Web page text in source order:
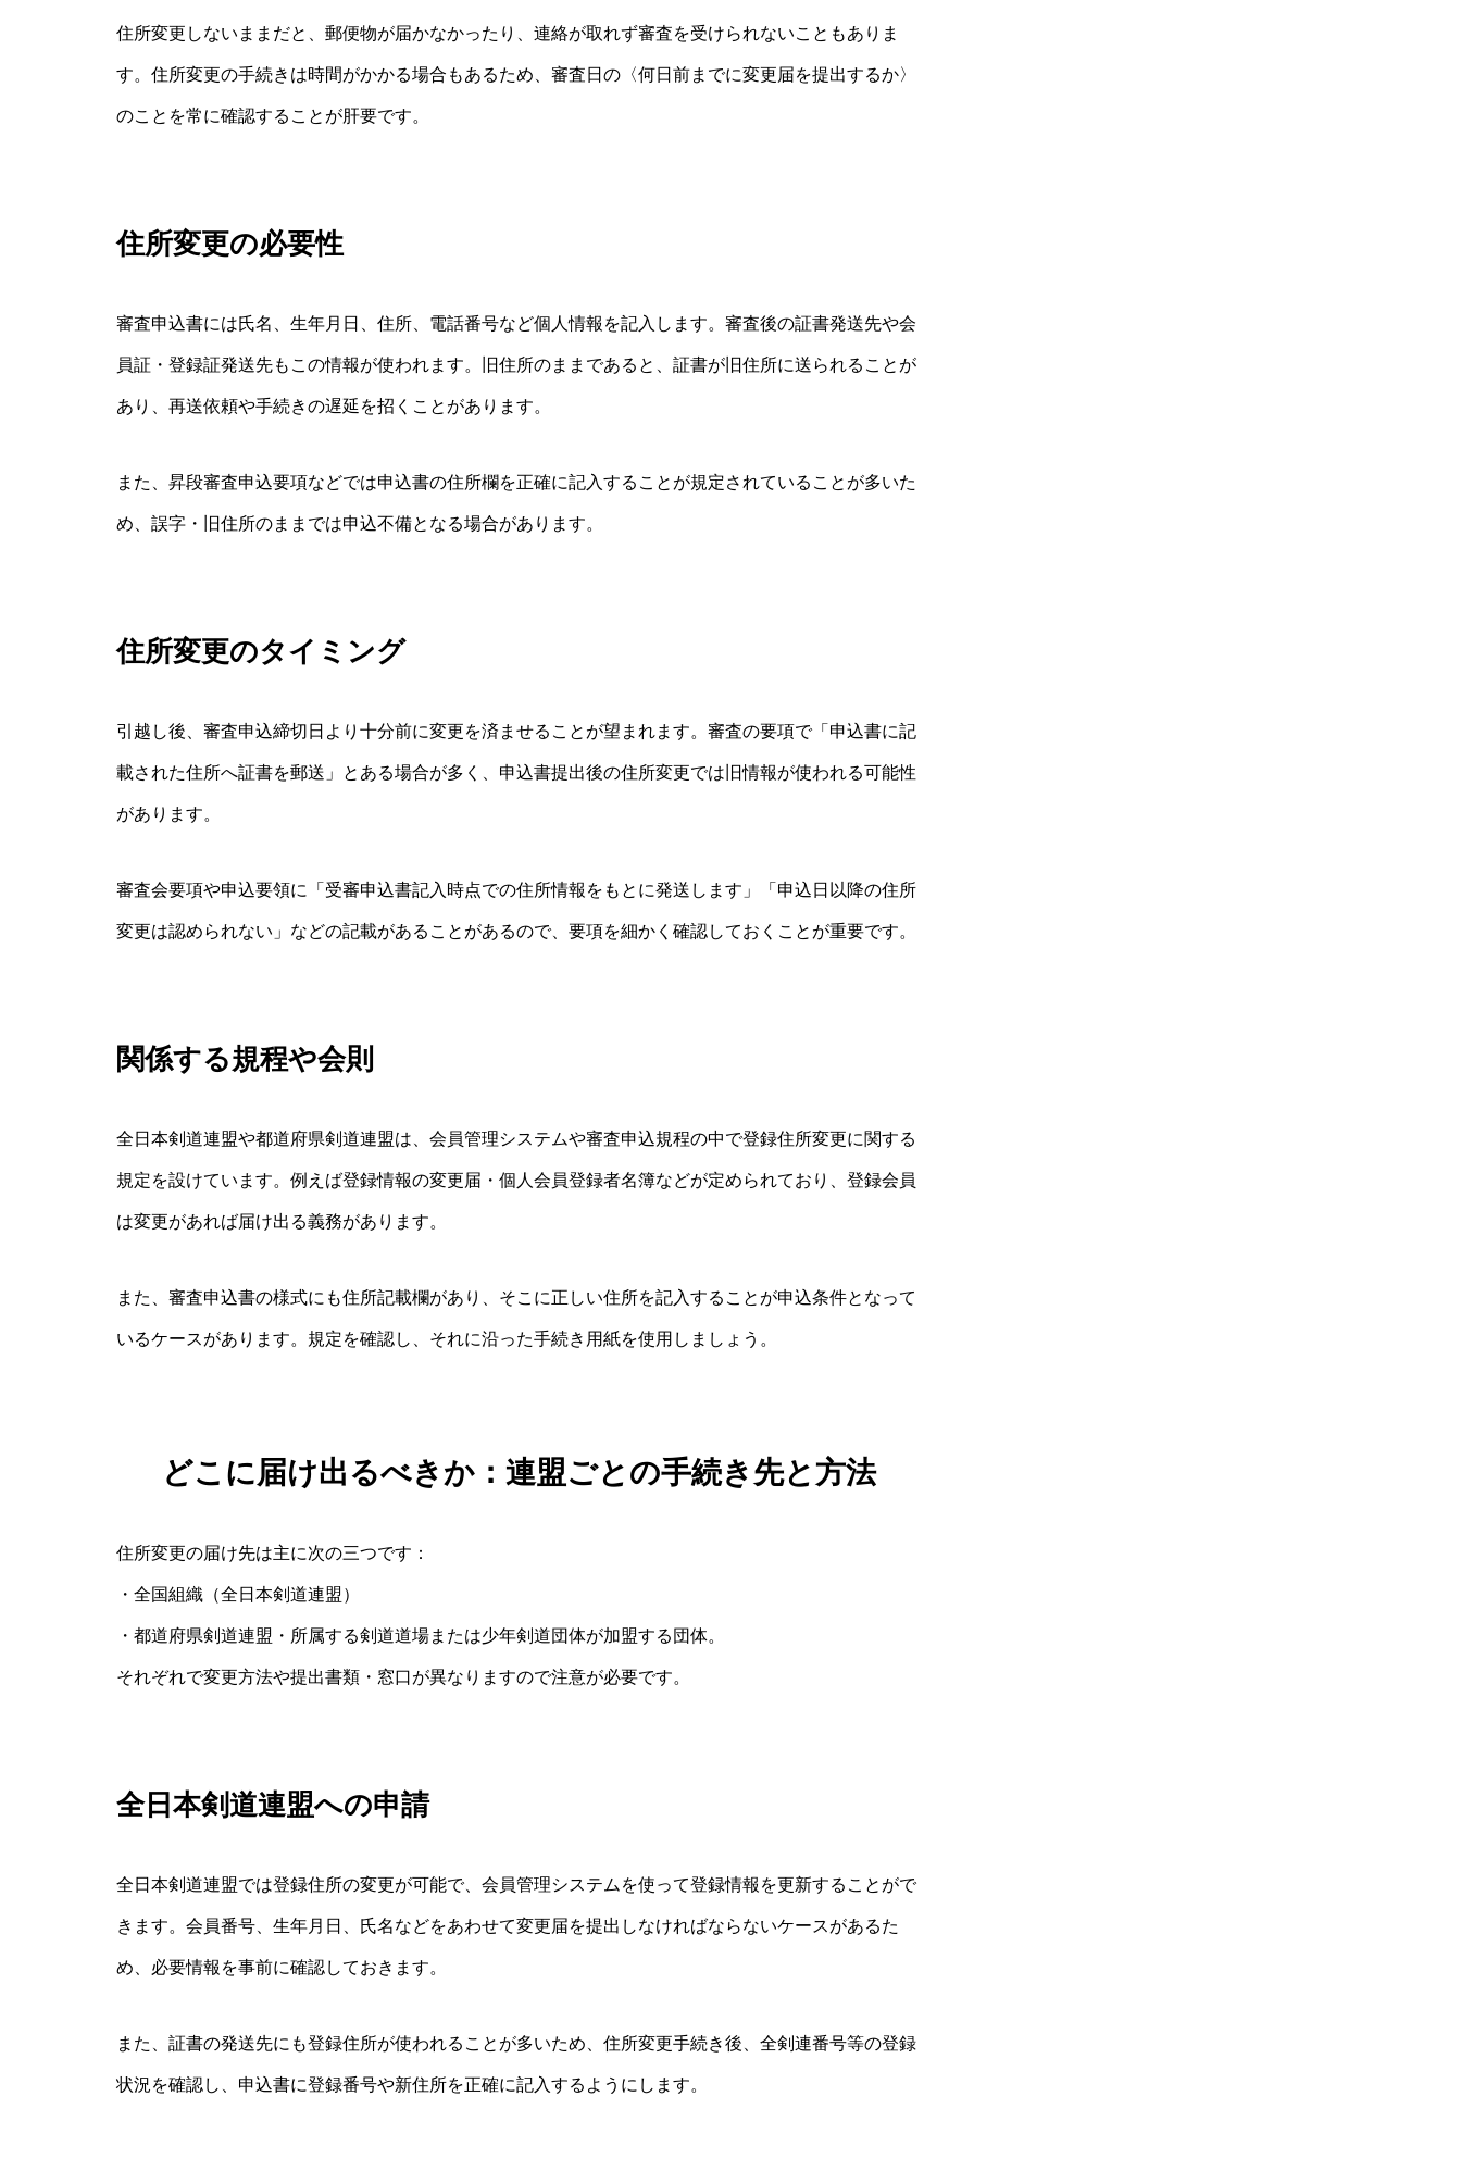
住所変更しないままだと、郵便物が届かなかったり、連絡が取れず審査を受けられないこともありま
す。住所変更の手続きは時間がかかる場合もあるため、審査日の〈何日前までに変更届を提出するか〉
のことを常に確認することが肝要です。
住所変更の必要性
審査申込書には氏名、生年月日、住所、電話番号など個人情報を記入します。審査後の証書発送先や会
員証・登録証発送先もこの情報が使われます。旧住所のままであると、証書が旧住所に送られることが
あり、再送依頼や手続きの遅延を招くことがあります。
また、昇段審査申込要項などでは申込書の住所欄を正確に記入することが規定されていることが多いた
め、誤字・旧住所のままでは申込不備となる場合があります。
住所変更のタイミング
引越し後、審査申込締切日より十分前に変更を済ませることが望まれます。審査の要項で「申込書に記
載された住所へ証書を郵送」とある場合が多く、申込書提出後の住所変更では旧情報が使われる可能性
があります。
審査会要項や申込要領に「受審申込書記入時点での住所情報をもとに発送します」「申込日以降の住所
変更は認められない」などの記載があることがあるので、要項を細かく確認しておくことが重要です。
関係する規程や会則
全日本剣道連盟や都道府県剣道連盟は、会員管理システムや審査申込規程の中で登録住所変更に関する
規定を設けています。例えば登録情報の変更届・個人会員登録者名簿などが定められており、登録会員
は変更があれば届け出る義務があります。
また、審査申込書の様式にも住所記載欄があり、そこに正しい住所を記入することが申込条件となって
いるケースがあります。規定を確認し、それに沿った手続き用紙を使用しましょう。
どこに届け出るべきか：連盟ごとの手続き先と方法
住所変更の届け先は主に次の三つです：
・全国組織（全日本剣道連盟）
・都道府県剣道連盟・所属する剣道道場または少年剣道団体が加盟する団体。
それぞれで変更方法や提出書類・窓口が異なりますので注意が必要です。
全日本剣道連盟への申請
全日本剣道連盟では登録住所の変更が可能で、会員管理システムを使って登録情報を更新することがで
きます。会員番号、生年月日、氏名などをあわせて変更届を提出しなければならないケースがあるた
め、必要情報を事前に確認しておきます。
また、証書の発送先にも登録住所が使われることが多いため、住所変更手続き後、全剣連番号等の登録
状況を確認し、申込書に登録番号や新住所を正確に記入するようにします。